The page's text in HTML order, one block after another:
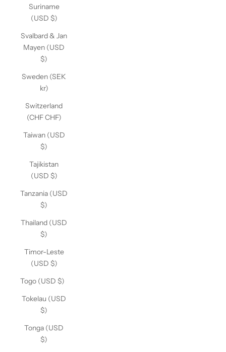
Suriname
(USD $)
Svalbard & Jan
Mayen (USD
$)
Sweden (SEK
kr)
Switzerland
(CHF CHF)
Taiwan (USD
$)
Tajikistan
(USD $)
Tanzania (USD
$)
Thailand (USD
$)
Timor-Leste
(USD $)
Togo (USD $)
Tokelau (USD
$)
Tonga (USD
$)